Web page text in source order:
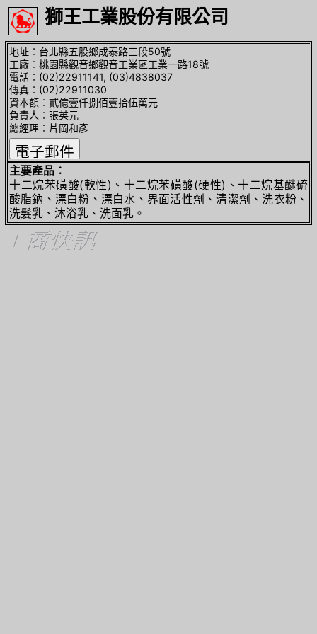
獅王工業股份有限公司
地址︰台北縣五股鄉成泰路三段50號
工廠︰桃園縣觀音鄉觀音工業區工業一路18號
電話︰(02)22911141, (03)4838037
傳真︰(02)22911030
資本額︰貳億壹仟捌佰壹拾伍萬元
負責人︰張英元
總經理︰片岡和彥
主要產品︰
十二烷苯磺酸(軟性)、十二烷苯磺酸(硬性)、十二烷基醚硫
酸脂鈉、漂白粉、漂白水、界面活性劑、清潔劑、洗衣粉、
洗髮乳、沐浴乳、洗面乳。